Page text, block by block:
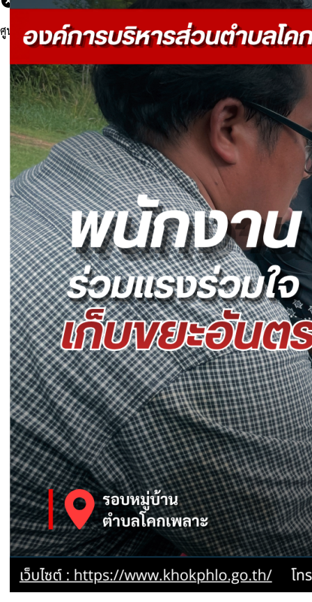
ศูนย์ข้อมูลข่าวสาร
🟡 ข่าวประชาสัมพันธ์
🟡 รับสมัคร-โอน-ย้าย
🟡สถานศึกษา